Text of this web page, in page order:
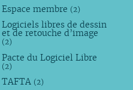
Espace membre (2)
Logiciels libres de dessin
et de retouche d’image
(2)
Pacte du Logiciel Libre
(2)
TAFTA (2)